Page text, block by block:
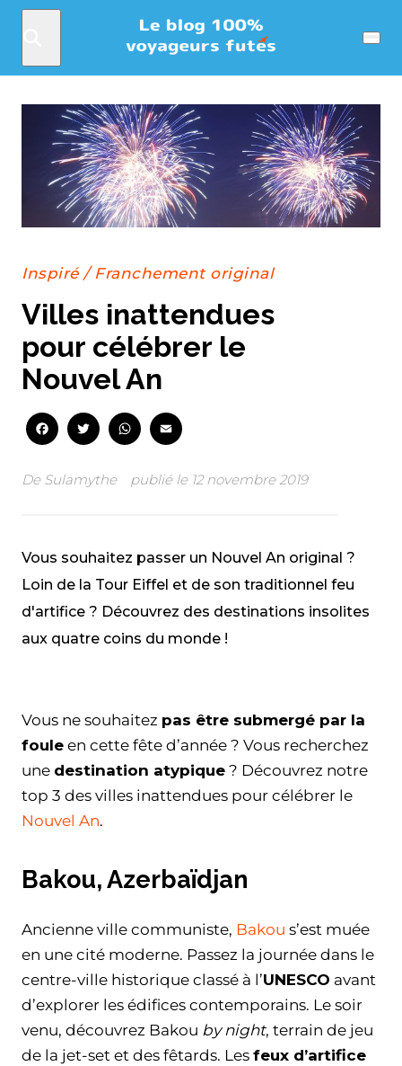
Menu
Inspiré/ Franchement original
Villes inattendues
pour célébrer le
Nouvel An
FacebookTwitterWhatsApp
De Sulamythe publié le 12 novembre 2019
Vous souhaitez passer un Nouvel An original ?
Loin de la Tour Eiffel et de son traditionnel feu
d'artifice ? Découvrez des destinations insolites
aux quatre coins du monde !
Vous ne souhaitez pas être submergé par la
foule en cette fête d’année ? Vous recherchez
une destination atypique ? Découvrez notre
top 3 des villes inattendues pour célébrer le
Nouvel An.
Bakou, Azerbaïdjan
Ancienne ville communiste, Bakou s’est muée
en une cité moderne. Passez la journée dans le
centre-ville historique classé à l’UNESCO avant
d’explorer les édifices contemporains. Le soir
venu, découvrez Bakou by night, terrain de jeu
de la jet-set et des fêtards. Les feux d’artifice